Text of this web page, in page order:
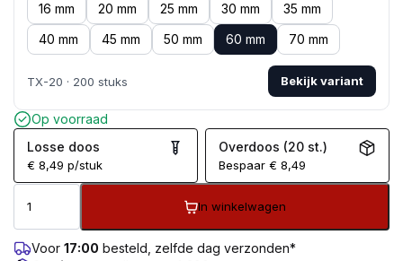
16 mm 20 mm 25 mm 30 mm
35 mm
40 mm
45 mm 50 mm 60 mm 70 mm
TX-20 · 200 stuks Bekijk variant
Op voorraad
Losse doos
€ 8,49 p/stuk
Overdoos (20 st.)
Bespaar€ 8,49
In winkelwagen
Voor 17:00 besteld, zelfde dag verzonden*